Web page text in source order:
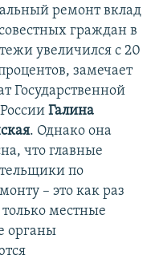
ремонт вклад
граждан в
увеличился с 20
замечает
Государственной
Галина
. Однако она
что главные
по
– это как раз
местные
органы